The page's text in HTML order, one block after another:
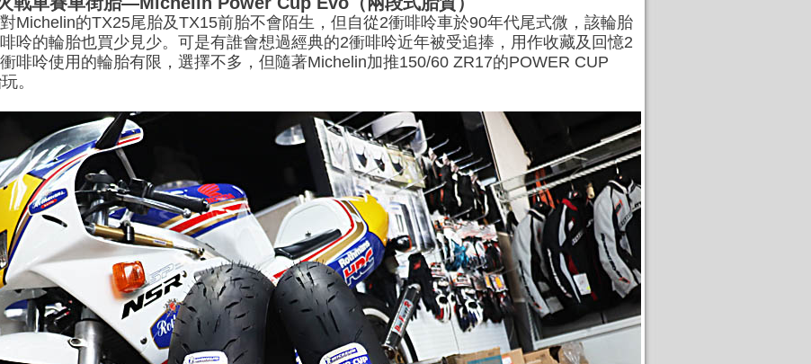
Michelin的TX25尾胎及TX15前胎不會陌生，但自從2衝啡呤車於90年代尾式微，該輪胎
呤的輪胎也買少見少。可是有誰會想過經典的2衝啡呤近年被受追捧，用作收藏及回憶2
啡呤使用的輪胎有限，選擇不多，但隨著Michelin加推150/60 ZR17的POWER CUP
。